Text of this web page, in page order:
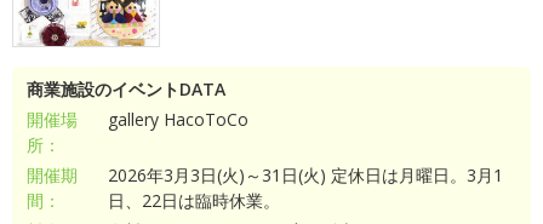
商業施設のイベントDATA
開催場
所：
gallery HacoToCo
開催期
間：
2026年3月3日(火)～31日(火) 定休日は月曜日。3月1
日、22日は臨時休業。